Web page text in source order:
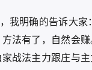
我明确的告诉大家
法有了，自然会
战法主力跟庄与